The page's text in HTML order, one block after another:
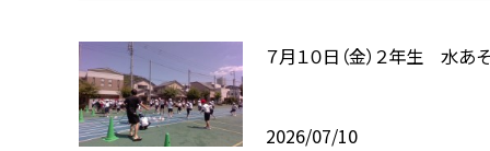
７月１０日（金）２年生 水あ
2026/07/10